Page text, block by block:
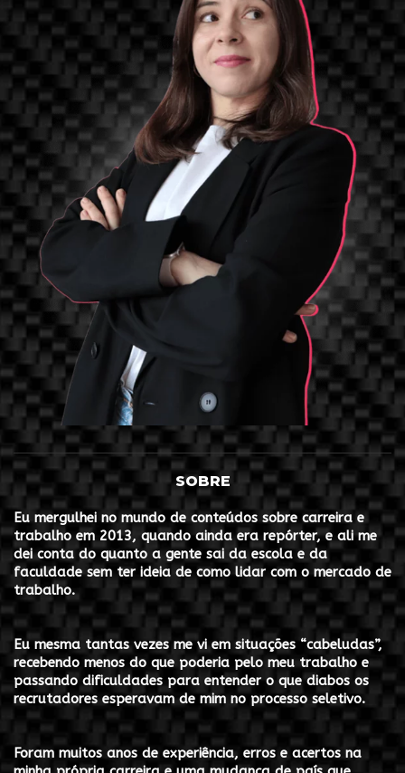
SOBRE
Eu mergulhei no mundo de conteúdos sobre carreira e
trabalho em 2013, quando ainda era repórter, e ali me
dei conta do quanto a gente sai da escola e da
faculdade sem ter ideia de como lidar com o mercado de
trabalho.
Eu mesma tantas vezes me vi em situações “cabeludas”,
recebendo menos do que poderia pelo meu trabalho e
passando dificuldades para entender o que diabos os
recrutadores esperavam de mim no processo seletivo.
Foram muitos anos de experiência, erros e acertos na